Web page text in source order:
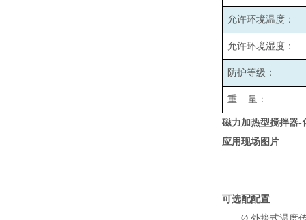
允许环境温度：
允许环境湿度：
防护等级：
重 量：
磁力加热型搅拌器-
应用现场图片
可选配配置